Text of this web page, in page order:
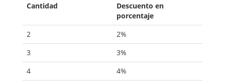
Cantidad
Descuento en
porcentaje
2
2%
3
3%
4
4%